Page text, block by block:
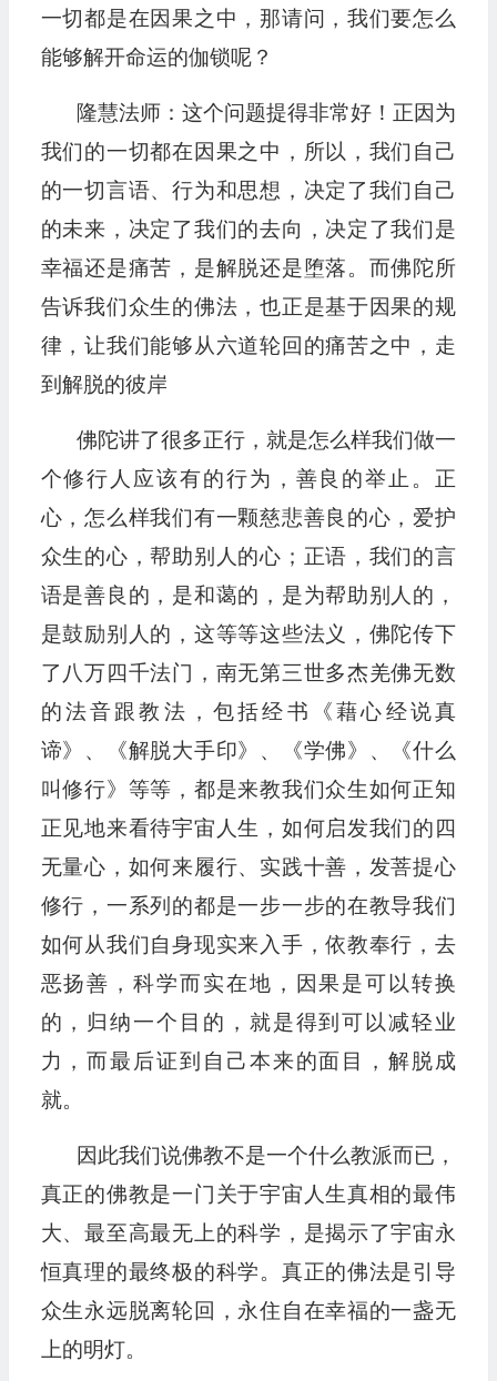
一切都是在因果之中，那请问，我们要怎么
能够解开命运的伽锁呢？
隆慧法师：这个问题提得非常好！正因为
我们的一切都在因果之中，所以，我们自己
的一切言语、行为和思想，决定了我们自己
的未来，决定了我们的去向，决定了我们是
幸福还是痛苦，是解脱还是堕落。而佛陀所
告诉我们众生的佛法，也正是基于因果的规
律，让我们能够从六道轮回的痛苦之中，走
到解脱的彼岸
佛陀讲了很多正行，就是怎么样我们做一
个修行人应该有的行为，善良的举止。正
心，怎么样我们有一颗慈悲善良的心，爱护
众生的心，帮助别人的心；正语，我们的言
语是善良的，是和蔼的，是为帮助别人的，
是鼓励别人的，这等等这些法义，佛陀传下
了八万四千法门，南无第三世多杰羌佛无数
的法音跟教法，包括经书《藉心经说真
谛》、《解脱大手印》、《学佛》、《什么
叫修行》等等，都是来教我们众生如何正知
正见地来看待宇宙人生，如何启发我们的四
无量心，如何来履行、实践十善，发菩提心
修行，一系列的都是一步一步的在教导我们
如何从我们自身现实来入手，依教奉行，去
恶扬善，科学而实在地，因果是可以转换
的，归纳一个目的，就是得到可以减轻业
力，而最后证到自己本来的面目，解脱成
就。
因此我们说佛教不是一个什么教派而已，
真正的佛教是一门关于宇宙人生真相的最伟
大、最至高最无上的科学，是揭示了宇宙永
恒真理的最终极的科学。真正的佛法是引导
众生永远脱离轮回，永住自在幸福的一盏无
上的明灯。